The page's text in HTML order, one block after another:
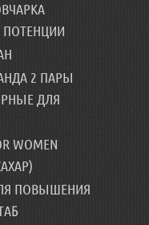
ПОТЕНЦИИ
2 ПАРЫ
ДЛЯ
WOMEN
ПОВЫШЕНИЯ